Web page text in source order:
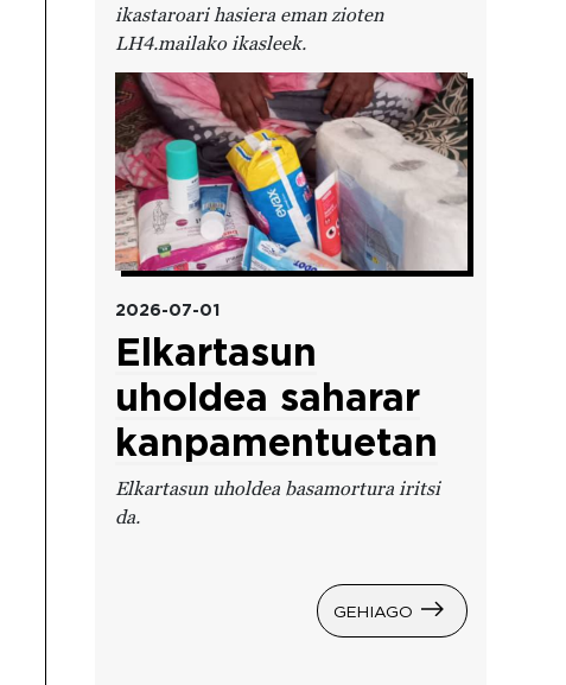
ikastaroari hasiera eman zioten
LH4.mailako ikasleek.
Irudia
2026-07-01
Elkartasun
uholdea saharar
kanpamentuetan
Elkartasun uholdea basamortura iritsi
da.
GEHIAGO